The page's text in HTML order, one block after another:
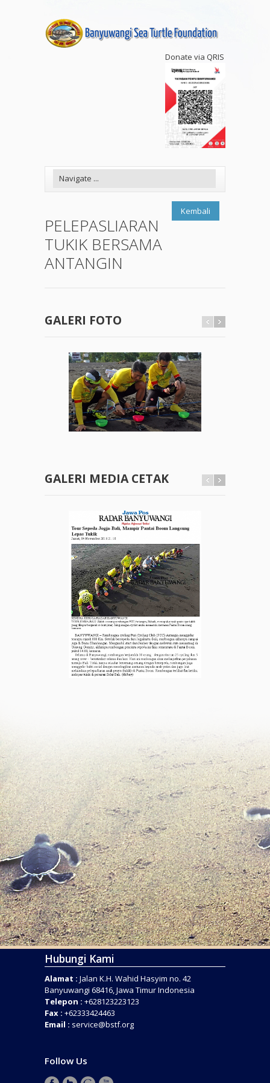
Donate via QRIS
Kembali
PELEPASLIARAN
TUKIK BERSAMA
ANTANGIN
GALERI FOTO
GALERI MEDIA CETAK
Hubungi Kami
Alamat : Jalan K.H. Wahid Hasyim no. 42
Banyuwangi 68416, Jawa Timur Indonesia
Telepon : +628123223123
Fax : +62333424463
Email : service@bstf.org
Follow Us